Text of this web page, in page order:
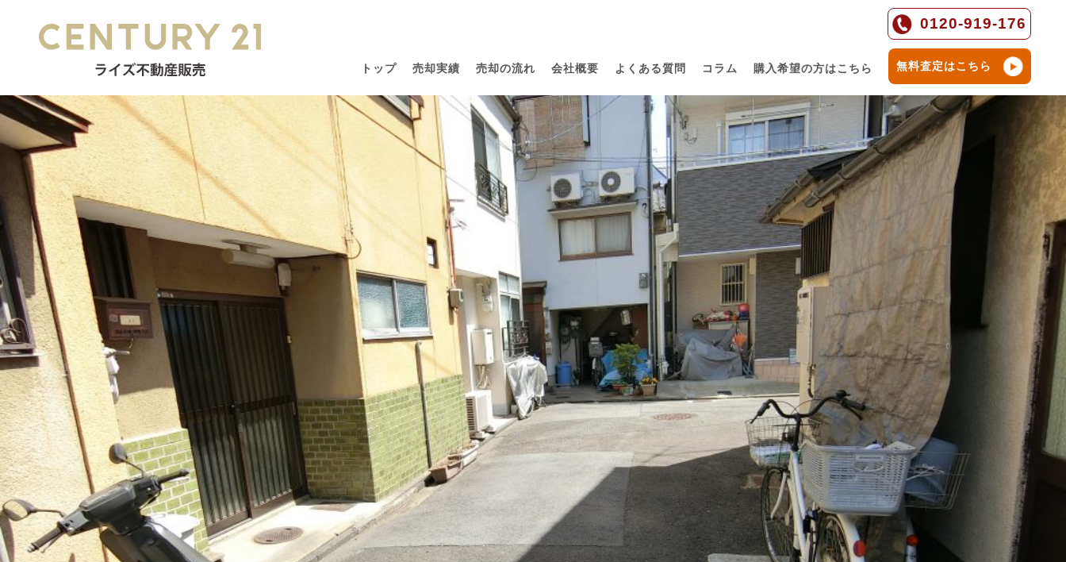
0120-919-176
トップ 売却実績 売却の流れ 会社概要 よくある質問 コラム 購入希望の方はこちら 無料査定はこちら